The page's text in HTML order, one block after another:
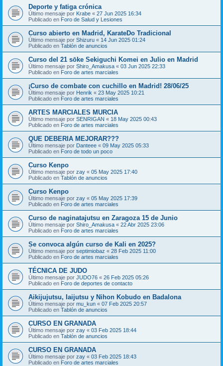
Deporte y fatiga crónica
Último mensaje por Krabe « 27 Jun 2025 16:34
Publicado en Foro de Salud y Lesiones
Curso abierto en Madrid, KarateDo Tradicional
Último mensaje por Shizuru « 14 Jun 2025 01:24
Publicado en Tablón de anuncios
Curso del 21 sōke Sekiguchi Komei en Julio en Madrid
Último mensaje por Shiro_Amakusa « 03 Jun 2025 22:33
Publicado en Foro de artes marciales
¡Curso de combate con cuchillo en Madrid! 28/06/25
Último mensaje por Henrik « 23 May 2025 10:21
Publicado en Foro de artes marciales
ARTES MARCIALES MURCIA
Último mensaje por SENRIGAN « 18 May 2025 00:43
Publicado en Foro de artes marciales
QUE DEBERIA MEJORAR???
Último mensaje por Danteee « 09 May 2025 05:33
Publicado en Foro de todo un poco
Curso Kenpo
Último mensaje por zay « 05 May 2025 17:40
Publicado en Tablón de anuncios
Curso Kenpo
Último mensaje por zay « 05 May 2025 17:39
Publicado en Foro de artes marciales
Curso de naginatajutsu en Zaragoza 15 de Junio
Último mensaje por Shiro_Amakusa « 22 Abr 2025 23:06
Publicado en Foro de artes marciales
Se convoca algún curso de Kali en 2025?
Último mensaje por septimiobaz « 28 Feb 2025 11:00
Publicado en Foro de artes marciales
TÉCNICA DE JUDO
Último mensaje por JUDO76 « 26 Feb 2025 05:26
Publicado en Foro de deportes de contacto
Aikijujutsu, Iaijutsu y Nihon Kobudo en Badalona
Último mensaje por mu_kun « 07 Feb 2025 20:57
Publicado en Tablón de anuncios
CURSO EN GRANADA
Último mensaje por zay « 03 Feb 2025 18:44
Publicado en Tablón de anuncios
CURSO EN GRANADA
Último mensaje por zay « 03 Feb 2025 18:43
Publicado en Foro de artes marciales